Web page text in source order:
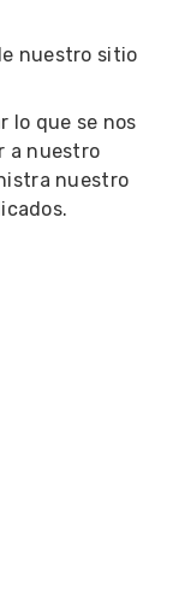
nuestro sitio
lo que se nos
a nuestro
nuestro